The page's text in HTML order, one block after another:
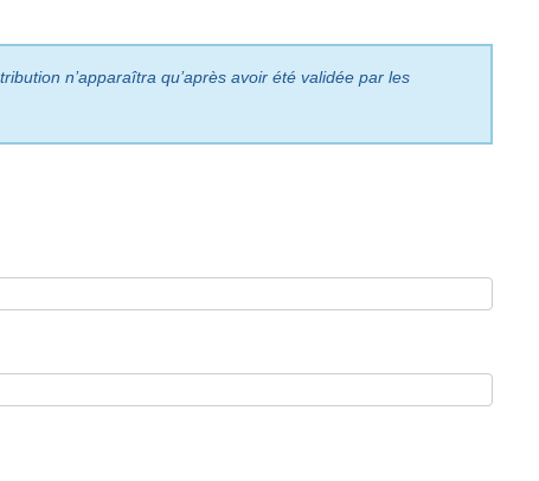
n’apparaîtra qu’après avoir été validée par les